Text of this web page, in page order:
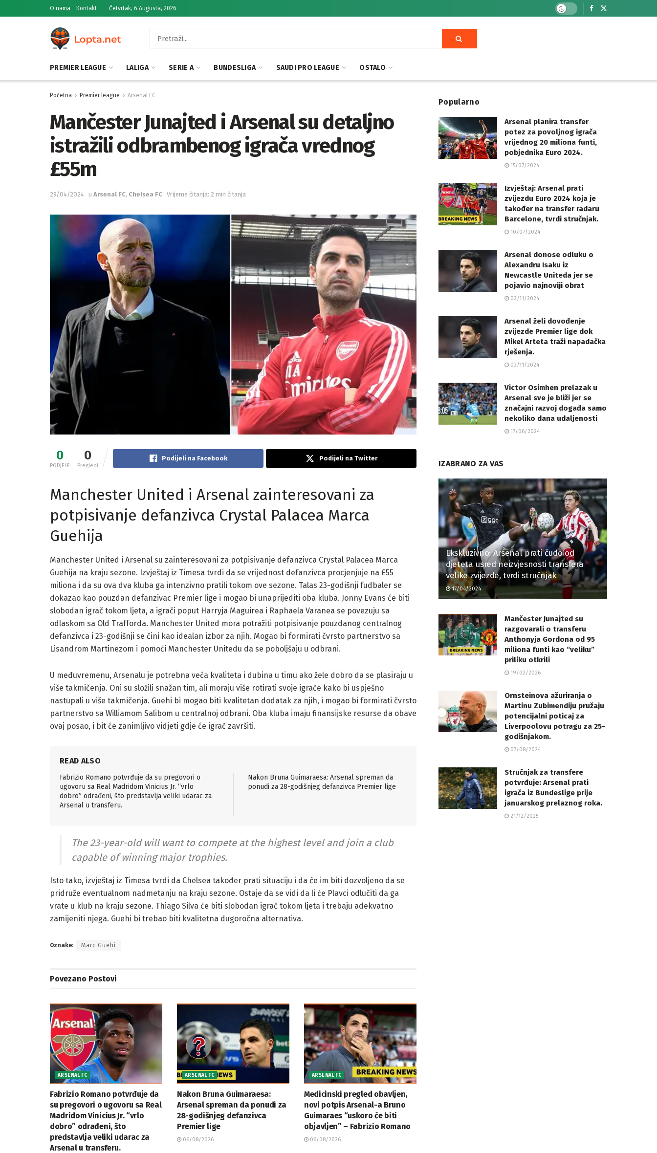
O nama Kontakt Četvrtak, 6 Augusta, 2026
PREMIER LEAGUE LALIGA SERIE A BUNDESLIGA SAUDI PRO LEAGUE OSTALO
Početna Premier league Arsenal FC
Mančester Junajted i Arsenal su detaljno
istražili odbrambenog igrača vrednog
£55m
29/04/2024 u Arsenal FC, Chelsea FC Vrijeme čitanja: 2 min čitanja
0
PODJELE
0
Pregledi
Podijeli na Facebook Podijeli na Twitter
Manchester United i Arsenal zainteresovani za
potpisivanje defanzivca Crystal Palacea Marca
Guehija
Manchester United i Arsenal su zainteresovani za potpisivanje defanzivca Crystal Palacea Marca
Guehija na kraju sezone. Izvještaj iz Timesa tvrdi da se vrijednost defanzivca procjenjuje na £55
miliona i da su ova dva kluba ga intenzivno pratili tokom ove sezone. Talas 23-godišnji fudbaler se
dokazao kao pouzdan defanzivac Premier lige i mogao bi unaprijediti oba kluba. Jonny Evans će biti
slobodan igrač tokom ljeta, a igrači poput Harryja Maguirea i Raphaela Varanea se povezuju sa
odlaskom sa Old Trafforda. Manchester United mora potražiti potpisivanje pouzdanog centralnog
defanzivca i 23-godišnji se čini kao idealan izbor za njih. Mogao bi formirati čvrsto partnerstvo sa
Lisandrom Martinezom i pomoći Manchester Unitedu da se poboljšaju u odbrani.
U međuvremenu, Arsenalu je potrebna veća kvaliteta i dubina u timu ako žele dobro da se plasiraju u
više takmičenja. Oni su složili snažan tim, ali moraju više rotirati svoje igrače kako bi uspješno
nastupali u više takmičenja. Guehi bi mogao biti kvalitetan dodatak za njih, i mogao bi formirati čvrsto
partnerstvo sa Williamom Salibom u centralnoj odbrani. Oba kluba imaju finansijske resurse da obave
ovaj posao, i bit će zanimljivo vidjeti gdje će igrač završiti.
READ ALSO
Fabrizio Romano potvrđuje da su pregovori o
ugovoru sa Real Madridom Vinicius Jr. “vrlo
dobro” odrađeni, što predstavlja veliki udarac za
Arsenal u transferu.
Nakon Bruna Guimaraesa: Arsenal spreman da
ponudi za 28-godišnjeg defanzivca Premier lige
The 23-year-old will want to compete at the highest level and join a club
capable of winning major trophies.
Isto tako, izvještaj iz Timesa tvrdi da Chelsea također prati situaciju i da će im biti dozvoljeno da se
pridruže eventualnom nadmetanju na kraju sezone. Ostaje da se vidi da li će Plavci odlučiti da ga
vrate u klub na kraju sezone. Thiago Silva će biti slobodan igrač tokom ljeta i trebaju adekvatno
zamijeniti njega. Guehi bi trebao biti kvalitetna dugoročna alternativa.
Oznake: Marc Guehi
Povezano Postovi
ARSENAL FC
Fabrizio Romano potvrđuje da
su pregovori o ugovoru sa Real
Madridom Vinicius Jr. “vrlo
dobro” odrađeni, što
predstavlja veliki udarac za
Arsenal u transferu.
ARSENAL FC
Nakon Bruna Guimaraesa:
Arsenal spreman da ponudi za
28-godišnjeg defanzivca
Premier lige
06/08/2026
ARSENAL FC
Medicinski pregled obavljen,
novi potpis Arsenal-a Bruno
Guimaraes “uskoro će biti
objavljen” – Fabrizio Romano
06/08/2026
Popularno
Arsenal planira transfer
potez za povoljnog igrača
vrijednog 20 miliona funti,
pobjednika Euro 2024.
15/07/2024
Izvještaj: Arsenal prati
zvijezdu Euro 2024 koja je
također na transfer radaru
Barcelone, tvrdi stručnjak.
10/07/2024
Arsenal donose odluku o
Alexandru Isaku iz
Newcastle Uniteda jer se
pojavio najnoviji obrat
02/11/2024
Arsenal želi dovođenje
zvijezde Premier lige dok
Mikel Arteta traži napadačka
rješenja.
03/11/2024
Victor Osimhen prelazak u
Arsenal sve je bliži jer se
značajni razvoj događa samo
nekoliko dana udaljenosti
17/06/2024
IZABRANO ZA VAS
Ekskluzivno: Arsenal prati čudo od
djeteta usred neizvjesnosti transfera
velike zvijezde, tvrdi stručnjak
17/04/2024
Mančester Junajted su
razgovarali o transferu
Anthonyja Gordona od 95
miliona funti kao “veliku”
priliku otkrili
19/02/2026
Ornsteinova ažuriranja o
Martinu Zubimendiju pružaju
potencijalni poticaj za
Liverpoolovu potragu za 25-
godišnjakom.
07/08/2024
Stručnjak za transfere
potvrđuje: Arsenal prati
igrača iz Bundeslige prije
januarskog prelaznog roka.
21/12/2025